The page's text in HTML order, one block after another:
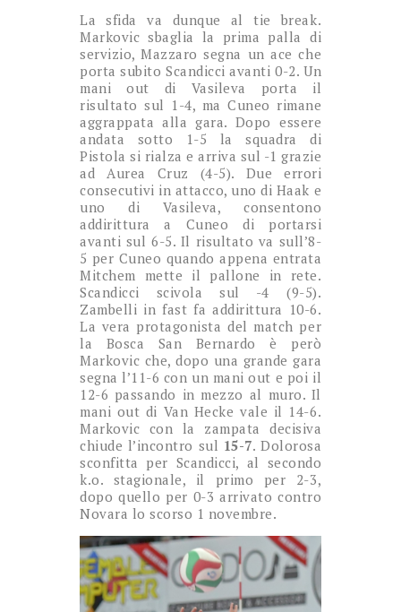
La sfida va dunque al tie break.
Markovic sbaglia la prima palla di
servizio, Mazzaro segna un ace che
porta subito Scandicci avanti 0-2. Un
mani out di Vasileva porta il
risultato sul 1-4, ma Cuneo rimane
aggrappata alla gara. Dopo essere
andata sotto 1-5 la squadra di
Pistola si rialza e arriva sul -1 grazie
ad Aurea Cruz (4-5). Due errori
consecutivi in attacco, uno di Haak e
uno di Vasileva, consentono
addirittura a Cuneo di portarsi
avanti sul 6-5. Il risultato va sull’8-
5 per Cuneo quando appena entrata
Mitchem mette il pallone in rete.
Scandicci scivola sul -4 (9-5).
Zambelli in fast fa addirittura 10-6.
La vera protagonista del match per
la Bosca San Bernardo è però
Markovic che, dopo una grande gara
segna l’11-6 con un mani out e poi il
12-6 passando in mezzo al muro. Il
mani out di Van Hecke vale il 14-6.
Markovic con la zampata decisiva
chiude l’incontro sul 15-7. Dolorosa
sconfitta per Scandicci, al secondo
k.o. stagionale, il primo per 2-3,
dopo quello per 0-3 arrivato contro
Novara lo scorso 1 novembre.